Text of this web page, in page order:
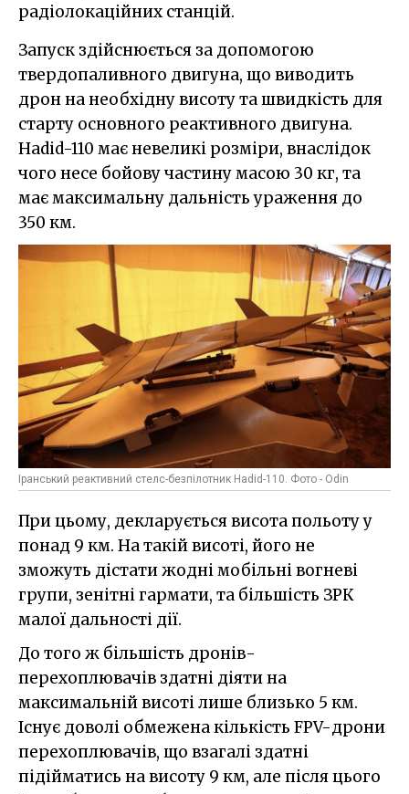
радіолокаційних станцій.
Запуск здійснюється за допомогою
твердопаливного двигуна, що виводить
дрон на необхідну висоту та швидкість для
старту основного реактивного двигуна.
Hadid-110 має невеликі розміри, внаслідок
чого несе бойову частину масою 30 кг, та
має максимальну дальність ураження до
350 км.
Іранський реактивний стелс-безпілотник Hadid-110. Фото - Odin
При цьому, декларується висота польоту у
понад 9 км. На такій висоті, його не
зможуть дістати жодні мобільні вогневі
групи, зенітні гармати, та більшість ЗРК
малої дальності дії.
До того ж більшість дронів-
перехоплювачів здатні діяти на
максимальній висоті лише близько 5 км.
Існує доволі обмежена кількість FPV-дрони
перехоплювачів, що взагалі здатні
підійматись на висоту 9 км, але після цього